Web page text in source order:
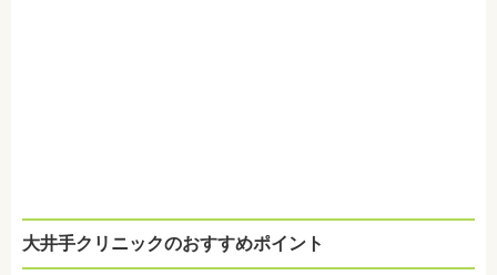
大井手クリニックのおすすめポイント